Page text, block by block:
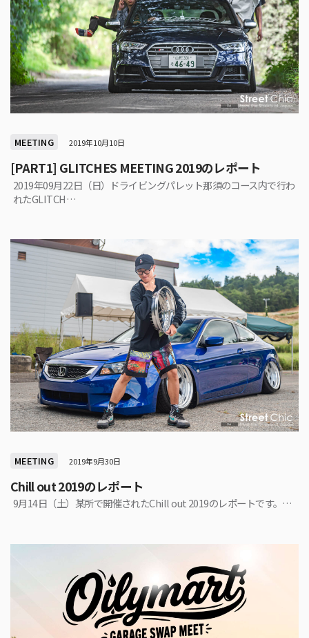
MEETING 2019年10月10日
[PART1] GLITCHES MEETING 2019のレポート
2019年09月22日（日）ドライビングパレット那須のコース内で行わ
れたGLITCH…
MEETING 2019年9月30日
Chill out 2019のレポート
9月14日（土）某所で開催されたChill out 2019のレポートです。…